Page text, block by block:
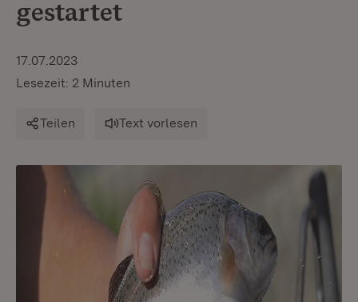
gestartet
17.07.2023
Lesezeit: 2 Minuten
Teilen Text vorlesen